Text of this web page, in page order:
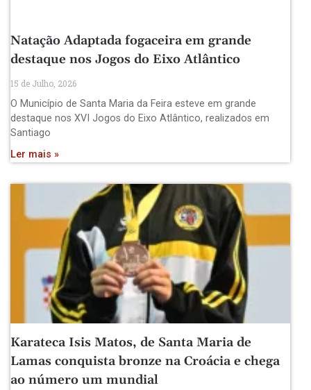
Natação Adaptada fogaceira em grande
destaque nos Jogos do Eixo Atlântico
15 de Julho, 2026
O Município de Santa Maria da Feira esteve em grande
destaque nos XVI Jogos do Eixo Atlântico, realizados em
Santiago
Ler mais »
Karateca Isis Matos, de Santa Maria de
Lamas conquista bronze na Croácia e chega
ao número um mundial